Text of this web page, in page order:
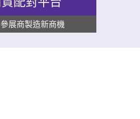
展商製造新商機